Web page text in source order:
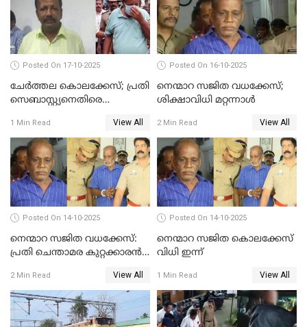
Posted On 17-10-2025
ചേര്‍ത്തല കൊലക്കേസ്; പ്രതി
സെബാസ്റ്റ്യനെതിരെ
1 Min Read View All
Posted On 16-10-2025
നെന്മാറ സജിത വധക്കേസ്;
ശിക്ഷാവിധി മറ്റന്നാള്‍
2 Min Read View All
Posted On 14-10-2025
നെന്മാറ സജിത വധക്കേസ്:
പ്രതി ചെന്താമര കുറ്റക്കാരൻ,
നടത്തിയത്
ഇരട്ടക്കൊലപാതകം
2 Min Read View All
Posted On 14-10-2025
നെന്മാറ സജിത കൊലക്കേസ്
വിധി ഇന്ന്
1 Min Read View All